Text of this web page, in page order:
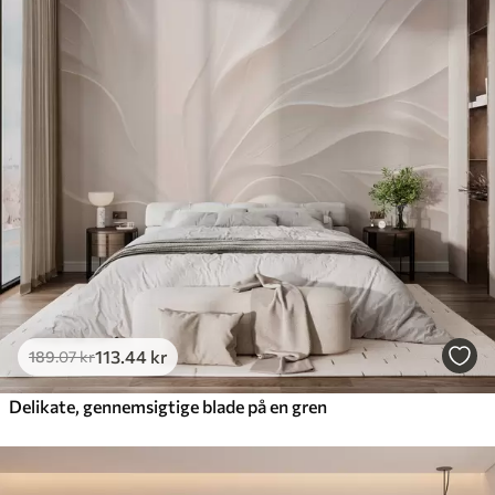
189.07kr113 .44 kr
Delikate, gennemsigtige blade på en gren